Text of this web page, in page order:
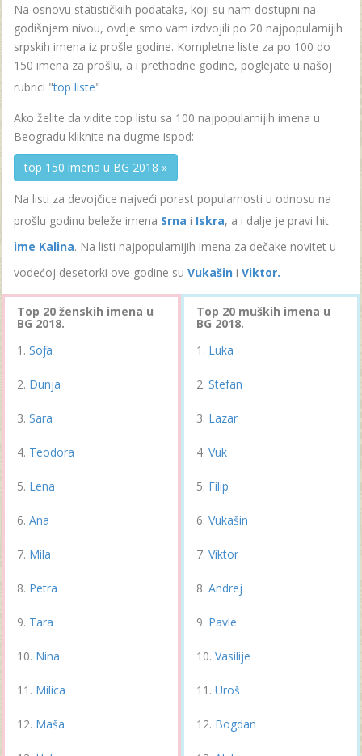
Na osnovu statističkiih podataka, koji su nam dostupni na
godišnjem nivou, ovdje smo vam izdvojili po 20 najpopularnijih
srpskih imena iz prošle godine. Kompletne liste za po 100 do
150 imena za prošlu, a i prethodne godine, poglejate u našoj
rubrici "top liste"
Ako želite da vidite top listu sa 100 najpopularnijih imena u
Beogradu kliknite na dugme ispod:
top 150 imena u BG 2018 »
Na listi za devojčice najveći porast popularnosti u odnosu na
prošlu godinu beleže imena Srna i Iskra, a i dalje je pravi hit
ime Kalina. Na listi najpopularnijih imena za dečake novitet u
vodećoj desetorki ove godine su Vukašin i Viktor.
Top 20 ženskih imena u
BG 2018.
Sofija
Dunja
Sara
Teodora
Lena
Ana
Mila
Petra
Tara
Nina
Milica
Maša
Top 20 muških imena u
BG 2018.
Luka
Stefan
Lazar
Vuk
Filip
Vukašin
Viktor
Andrej
Pavle
Vasilije
Uroš
Bogdan